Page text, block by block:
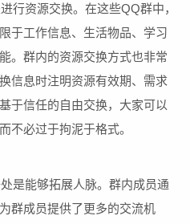
行资源交换。在这些QQ群中，
于工作信息、生活物品、学习
。群内的资源交换方式也非常
信息时注明资源有效期、需求
于信任的自由交换，大家可以
不必过于拘泥于格式。
是能够拓展人脉。群内成员通
群成员提供了更多的交流机